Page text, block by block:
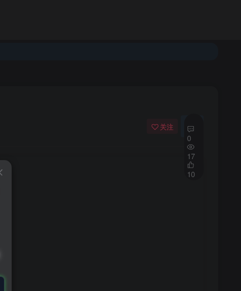
关注 私信
0
17
10